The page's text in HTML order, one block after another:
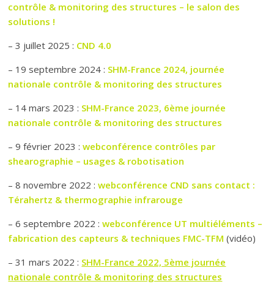
contrôle & monitoring des structures – le salon des
solutions !
– 3 juillet 2025 : CND 4.0
– 19 septembre 2024 : SHM-France 2024, journée
nationale contrôle & monitoring des structures
– 14 mars 2023 : SHM-France 2023, 6ème journée
nationale contrôle & monitoring des structures
– 9 février 2023 :webconférence contrôles par
shearographie – usages & robotisation
– 8 novembre 2022 :webconférence CND sans contact :
Térahertz & thermographie infrarouge
– 6 septembre 2022 :webconférence UT multiéléments –
fabrication des capteurs & techniques FMC-TFM (vidéo)
– 31 mars 2022 : SHM-France 2022, 5ème journée
nationale contrôle & monitoring des structures